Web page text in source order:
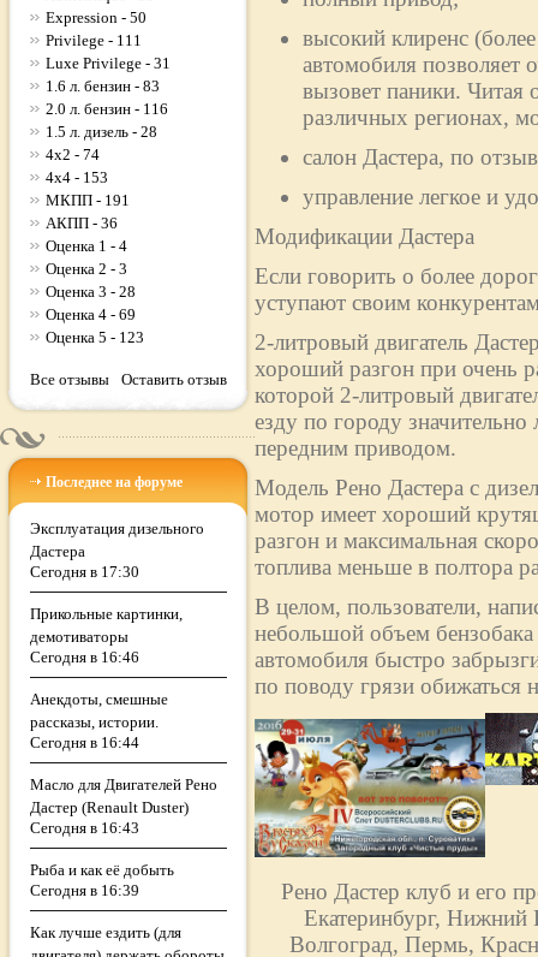
Expression - 50
Privilege - 111
Luxe Privilege - 31
1.6 л. бензин - 83
2.0 л. бензин - 116
1.5 л. дизель - 28
4x2 - 74
4x4 - 153
МКПП - 191
АКПП - 36
Оценка 1 - 4
Оценка 2 - 3
Оценка 3 - 28
Оценка 4 - 69
Оценка 5 - 123
Все отзывы Оставить отзыв
Последнее на форуме
Эксплуатация дизельного
Дастера
Сегодня в 17:30
Прикольные картинки,
демотиваторы
Сегодня в 16:46
Анекдоты, смешные
рассказы, истории.
Сегодня в 16:44
Масло для Двигателей Рено
Дастер (Renault Duster)
Сегодня в 16:43
Рыба и как её добыть
Сегодня в 16:39
Как лучше ездить (для
высокий клиренс
автомобиля позволяет
вызовет паники. Читая
различных регионах,
салон Дастера, по
управление легкое и
Модификации Дастера
Если говорить о более
уступают своим
2-литровый двигатель
хороший разгон при очень
которой 2-литровый
езду по городу
передним приводом.
Модель Рено Дастера с
мотор имеет хороший
разгон и максимальная
топлива меньше в полтора
В целом, пользователи,
небольшой объем бензобака
автомобиля быстро
по поводу грязи обижаться
Рено Дастер клуб и его
Екатеринбург, Нижний
Волгоград, Пермь,